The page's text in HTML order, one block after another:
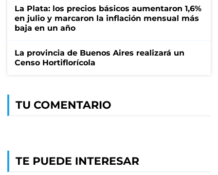
La Plata: los precios básicos aumentaron 1,6%
en julio y marcaron la inflación mensual más
baja en un año
La provincia de Buenos Aires realizará un
Censo Hortiflorícola
TU COMENTARIO
TE PUEDE INTERESAR